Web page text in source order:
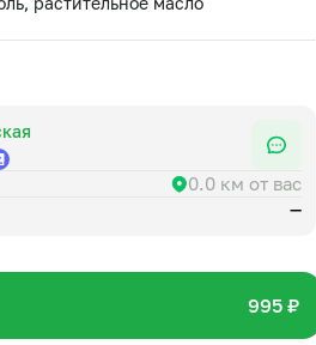
0.0 км от вас
—
995 ₽